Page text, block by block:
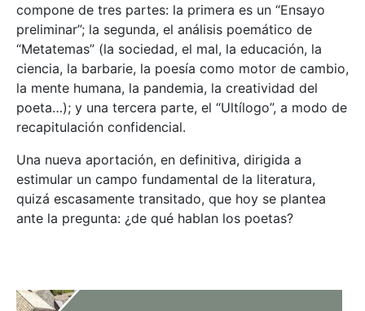
compone de tres partes: la primera es un “Ensayo
preliminar”; la segunda, el análisis poemático de
“Metatemas” (la sociedad, el mal, la educación, la
ciencia, la barbarie, la poesía como motor de cambio,
la mente humana, la pandemia, la creatividad del
poeta…); y una tercera parte, el “Ultílogo”, a modo de
recapitulación confidencial.
Una nueva aportación, en definitiva, dirigida a
estimular un campo fundamental de la literatura,
quizá escasamente transitado, que hoy se plantea
ante la pregunta: ¿de qué hablan los poetas?